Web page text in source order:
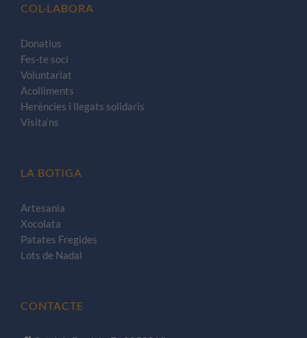
COL·LABORA
Donatius
Fes-te soci
Voluntariat
Acolliments
Herències i llegats solidaris
Visita’ns
LA BOTIGA
Artesania
Xocolata
Patates Fregides
Lots de Nadal
CONTACTE